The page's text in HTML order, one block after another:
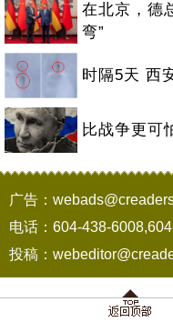
在北京，德
弯”
时隔5天 西
比战争更可
广告：
电话：604-438-
投稿：